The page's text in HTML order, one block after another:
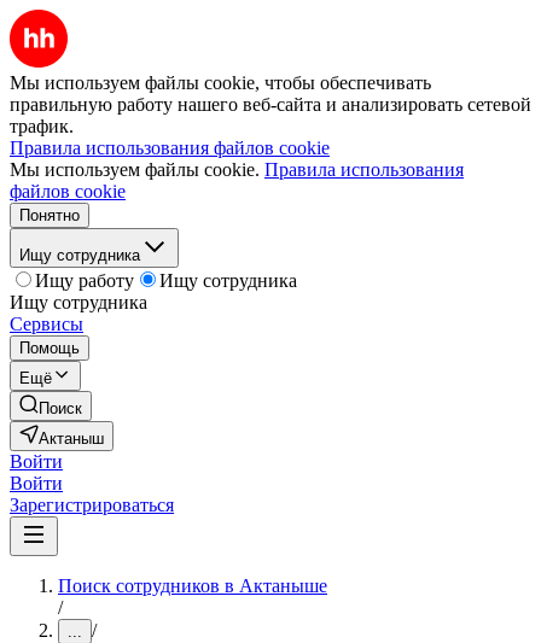
Мы используем файлы cookie, чтобы обеспечивать
правильную работу нашего веб-сайта и анализировать сетевой
трафик.
Правила использования файлов cookie
Мы используем файлы cookie. Правила использования
файлов cookie
Понятно
Ищу сотрудника
Ищу работу
Ищу сотрудника
Ищу сотрудника
Сервисы
Помощь
Ещё
Поиск
Актаныш
Войти
Войти
Зарегистрироваться
Поиск сотрудников в Актаныше
/
... /